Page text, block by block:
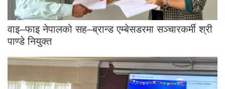
वाइ–फाइ नेपालको सह–ब्रान्ड एम्बेसडरमा सञ्चारकर्मी श्री
पाण्डे नियुक्त